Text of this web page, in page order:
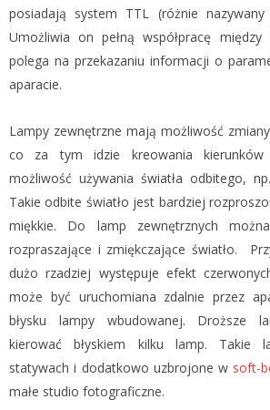
posiadają system TTL (różnie nazywany
Umożliwia on pełną współpracę
polega na przekazaniu informacji o
aparacie.
Lampy zewnętrzne mają możliwość
co za tym idzie kreowania
możliwość używania światła odbitego,
Takie odbite światło jest bardziej
miękkie. Do lamp zewnętrznych
rozpraszające i zmiękczające światło.
dużo rzadziej występuje efekt
może być uruchomiana zdalnie przez
błysku lampy wbudowanej. Droższe
kierować błyskiem kilku lamp. Takie
statywach i dodatkowo uzbrojone w soft-
małe studio fotograficzne.